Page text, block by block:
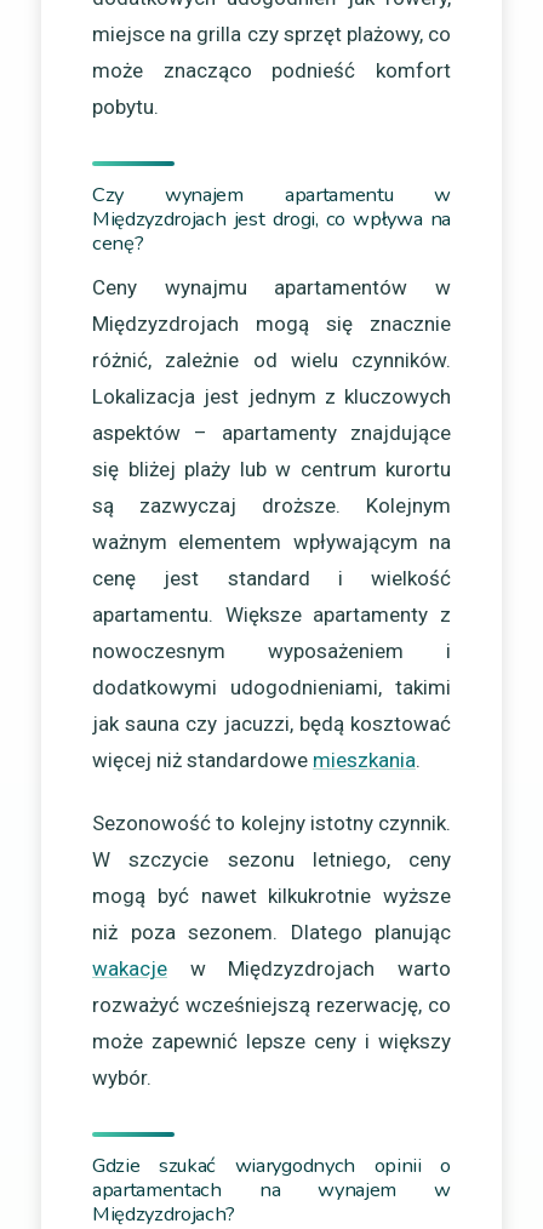
miejsce na grilla czy sprzęt plażowy, co
może znacząco podnieść komfort
pobytu.
Czy wynajem apartamentu w
Międzyzdrojach jest drogi, co wpływa na
cenę?
Ceny wynajmu apartamentów w
Międzyzdrojach mogą się znacznie
różnić, zależnie od wielu czynników.
Lokalizacja jest jednym z kluczowych
aspektów – apartamenty znajdujące
się bliżej plaży lub w centrum kurortu
są zazwyczaj droższe. Kolejnym
ważnym elementem wpływającym na
cenę jest standard i wielkość
apartamentu. Większe apartamenty z
nowoczesnym wyposażeniem i
dodatkowymi udogodnieniami, takimi
jak sauna czy jacuzzi, będą kosztować
więcej niż standardowe mieszkania.
Sezonowość to kolejny istotny czynnik.
W szczycie sezonu letniego, ceny
mogą być nawet kilkukrotnie wyższe
niż poza sezonem. Dlatego planując
wakacje w Międzyzdrojach warto
rozważyć wcześniejszą rezerwację, co
może zapewnić lepsze ceny i większy
wybór.
Gdzie szukać wiarygodnych opinii o
apartamentach na wynajem w
Międzyzdrojach?